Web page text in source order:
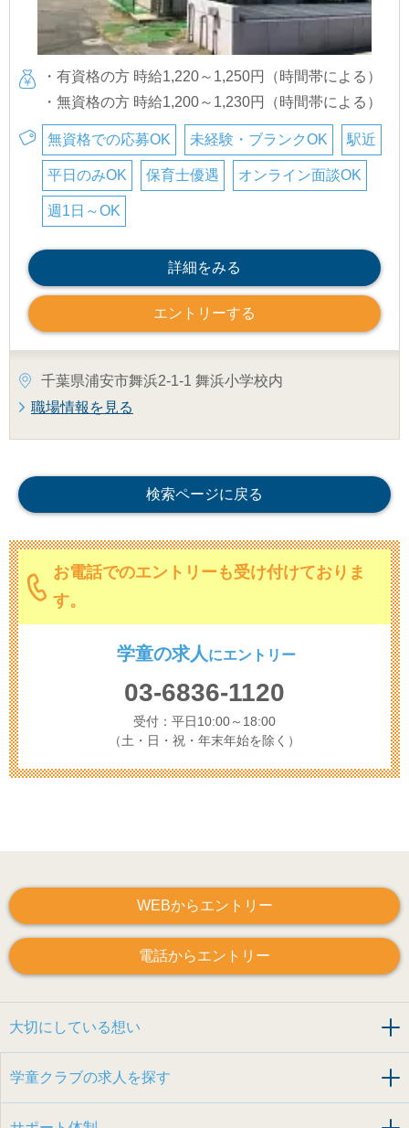
・有資格の方 時給1,220～1,250円（時間帯による）
・無資格の方 時給1,200～1,230円（時間帯による）
無資格での応募OK 未経験・ブランクOK 駅近
平日のみOK 保育士優遇 オンライン面談OK
週1日～OK
詳細をみる
エントリーする
千葉県浦安市舞浜2-1-1 舞浜小学校内
職場情報を見る
検索ページに戻る
お電話でのエントリーも受け付けておりま
す。
学童の求人 にエントリー
03-6836-1120
受付：平日10:00～18:00
（土・日・祝・年末年始を除く）
WEBからエントリー
電話からエントリー
大切にしている想い
学童クラブの求人を探す